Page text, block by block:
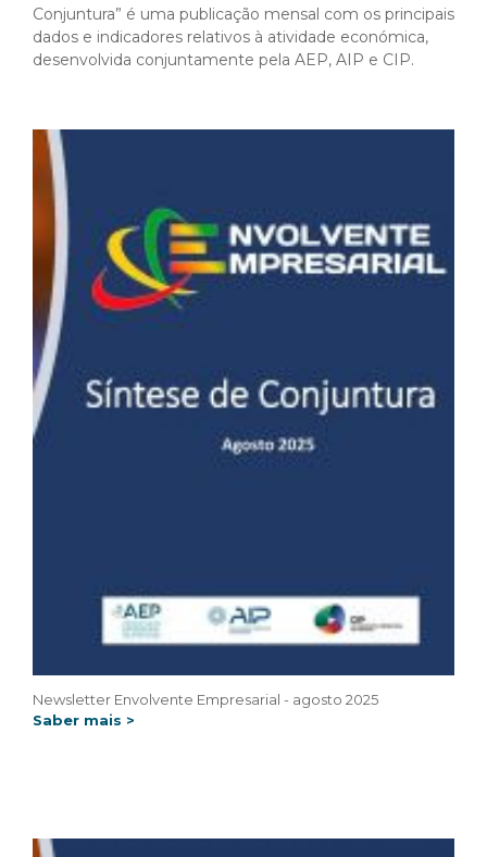
Conjuntura” é uma publicação mensal com os principais
dados e indicadores relativos à atividade económica,
desenvolvida conjuntamente pela AEP, AIP e CIP.
Newsletter Envolvente Empresarial - agosto 2025
Saber mais >